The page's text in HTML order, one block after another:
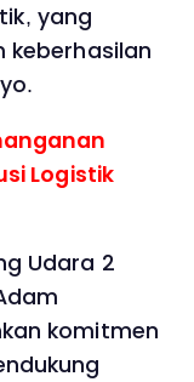
yang
Logistik
Udara 2
komitmen